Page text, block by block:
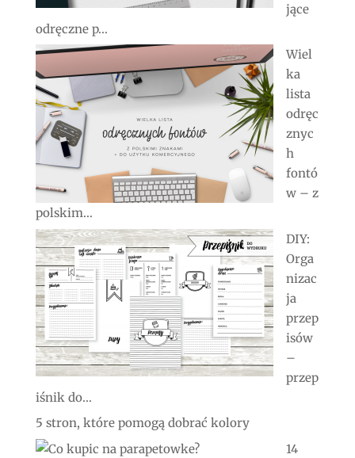
jące
odręczne p...
Wiel
ka
lista
odręc
znyc
h
fontó
w – z
polskim...
DIY:
Orga
nizac
ja
przep
isów
–
przep
iśnik do...
5 stron, które pomogą dobrać kolory
14